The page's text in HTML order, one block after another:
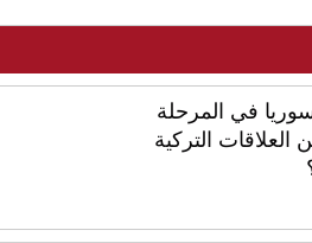
في المرحلة
العلاقات التركية